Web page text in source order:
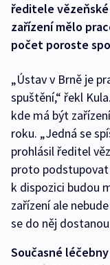
ředitele
zařízení mělo
počet poroste
„Ústav v Brně je
spuštění,“ řekl
kde má být
roku. „Jedná se
prohlásil ředitel
proto
k dispozici budou
zařízení ale
se do něj
Současné